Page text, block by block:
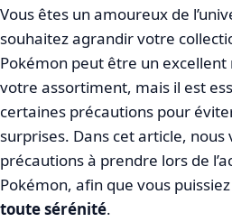
Vous êtes un amoureux de
souhaitez agrandir votre
Pokémon peut être un
votre assortiment, mais il est
certaines précautions pour
surprises. Dans cet article,
précautions à prendre lors de
Pokémon, afin que vous puissiez
toute sérénité.